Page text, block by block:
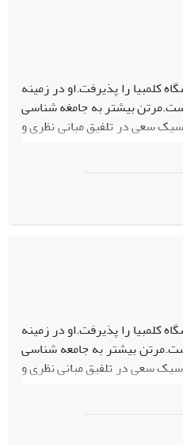
عوامل اصلی در تبیین و پیش
به منظور ارتقا کم و کیف
کلمبیا را پذیرفت.او در زمینه
بیشتر به جامغه شناسی
سعی در تلفیق مبانی نظری و
های حد متوسط در حوزه جامعه
بعد از سالها پژوهش، آموزش
کلمبیا را پذیرفت.او در زمینه
بیشتر به جامعه شناسی
سعی در تلفیق مبانی نظری و
های حد متوسط در حوزه جامعه
پس از سالها پژوهش آموزش و